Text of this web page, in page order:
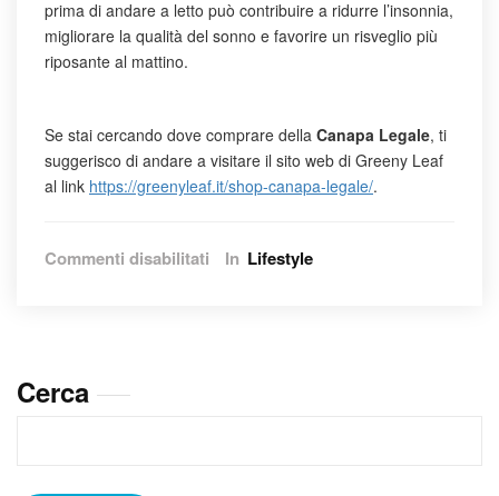
prima di andare a letto può contribuire a ridurre l’insonnia,
migliorare la qualità del sonno e favorire un risveglio più
riposante al mattino.
Se stai cercando dove comprare della Canapa Legale, ti
suggerisco di andare a visitare il sito web di Greeny Leaf
al link https://greenyleaf.it/shop-canapa-legale/.
Commenti disabilitati suIn Lifestyle
Cerca